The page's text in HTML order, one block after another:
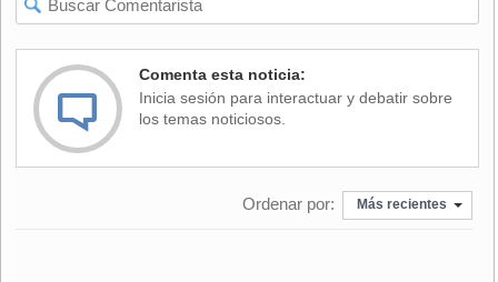
historia de Mitch Buchannon (Dwayne Johnson) y su
que amenaza el futuro de las playas.
El reparto lo completan Alexandra Daddario ("Terremoto: La
falla de San Andrés"), Priyanka Chopra ("Quantico"), Jon
Comenta esta noticia:
Inicia sesión para interactuar y debatir sobre
los temas noticiosos.
Ordenar por: Más recientes